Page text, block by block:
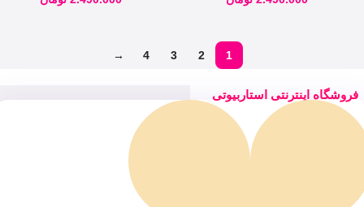
1
2
3
4
→
فروشگاه اینترنتی استاربیوتی